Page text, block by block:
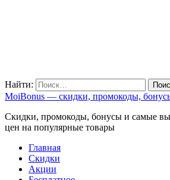
Найти:
MoiBonus — скидки, промокоды,
Скидки, промокоды, бонусы и самые
цен на популярные товары
Главная
Скидки
Акции